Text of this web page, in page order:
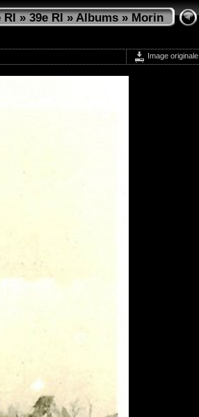
RI»39e RI»Albums»Morin
Image originale